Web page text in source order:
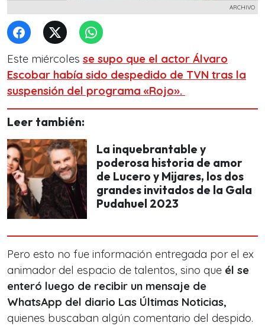
ARCHIVO
Este miércoles se supo que el actor Álvaro
Escobar había sido despedido de TVN tras la
suspensión del programa «Rojo».
Leer también:
La inquebrantable y
poderosa historia de amor
de Lucero y Mijares, los dos
grandes invitados de la Gala
Pudahuel 2023
Pero esto no fue información entregada por el ex
animador del espacio de talentos, sino que él se
enteró luego de recibir un mensaje de
WhatsApp del diario Las Últimas Noticias,
quienes buscaban algún comentario del despido.